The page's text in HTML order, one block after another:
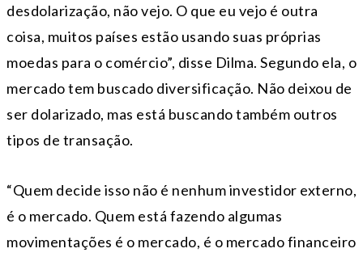
desdolarização, não vejo. O que eu vejo é outra
coisa, muitos países estão usando suas próprias
moedas para o comércio”, disse Dilma. Segundo ela, o
mercado tem buscado diversificação. Não deixou de
ser dolarizado, mas está buscando também outros
tipos de transação.
“Quem decide isso não é nenhum investidor externo,
é o mercado. Quem está fazendo algumas
movimentações é o mercado, é o mercado financeiro